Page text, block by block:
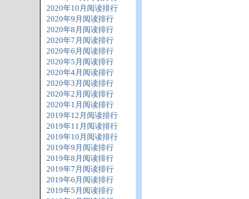
2020年10月阅读排行
2020年9月阅读排行
2020年8月阅读排行
2020年7月阅读排行
2020年6月阅读排行
2020年5月阅读排行
2020年4月阅读排行
2020年3月阅读排行
2020年2月阅读排行
2020年1月阅读排行
2019年12月阅读排行
2019年11月阅读排行
2019年10月阅读排行
2019年9月阅读排行
2019年8月阅读排行
2019年7月阅读排行
2019年6月阅读排行
2019年5月阅读排行